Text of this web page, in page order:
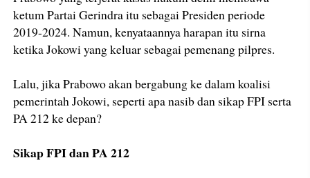
ketum Partai Gerindra itu sebagai Presiden periode
2019-2024. Namun, kenyataannya harapan itu sirna
ketika Jokowi yang keluar sebagai pemenang pilpres.
Lalu, jika Prabowo akan bergabung ke dalam koalisi
pemerintah Jokowi, seperti apa nasib dan sikap FPI serta
PA 212 ke depan?
Sikap FPI dan PA 212